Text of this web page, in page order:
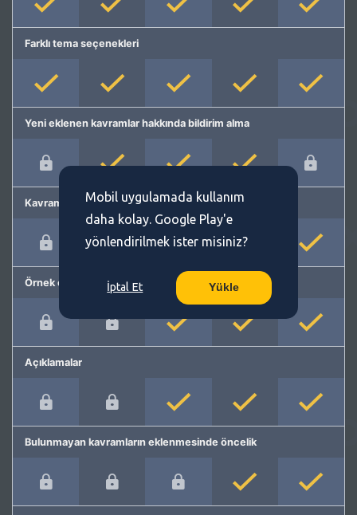
Farklı tema seçenekleri
Yeni eklenen kavramlar hakkında bildirim alma
Kavram önerme
Örnek cümleler
Açıklamalar
Bulunmayan kavramların eklenmesinde öncelik
Mobil uygulamada kullanım
daha kolay. Google Play'e
yönlendirilmek ister misiniz?
İptal Et Yükle